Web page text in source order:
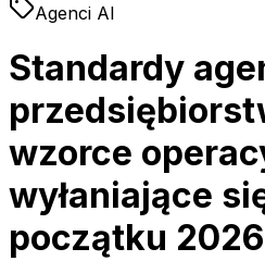
Agenci AI
Standardy
wzorce
wyłaniające
początku